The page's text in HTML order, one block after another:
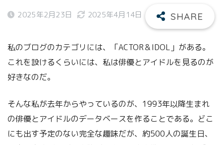
2025年2月23日 2025年4月14日
私のブログのカテゴリには、「ACTOR＆IDOL」がある。
これを設けるくらいには、私は俳優とアイドルを見るのが
好きなのだ。
そんな私が去年からやっているのが、1993年以降生まれ
の俳優とアイドルのデータベースを作ることである。どこ
にも出す予定のない完全な趣味だが、約500人の誕生日、